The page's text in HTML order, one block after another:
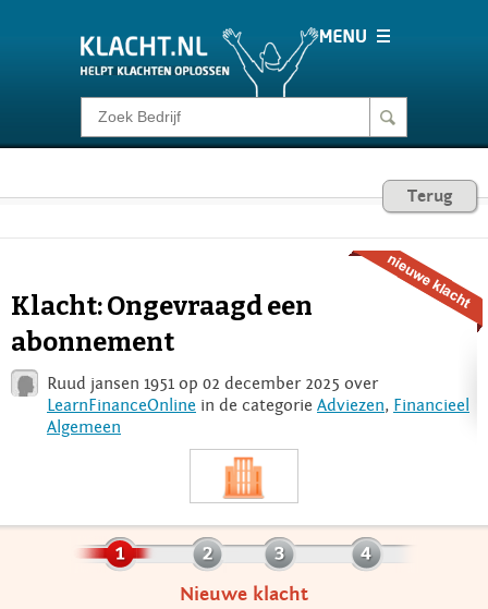
Klacht melden
Consumentenrecht
Voor Bedrijven
Login
Terug
Klacht: Ongevraagd een
abonnement
Ruud jansen 1951 op 02 december 2025 over
LearnFinanceOnline in de categorie Adviezen, Financieel
Algemeen
Nieuwe klacht